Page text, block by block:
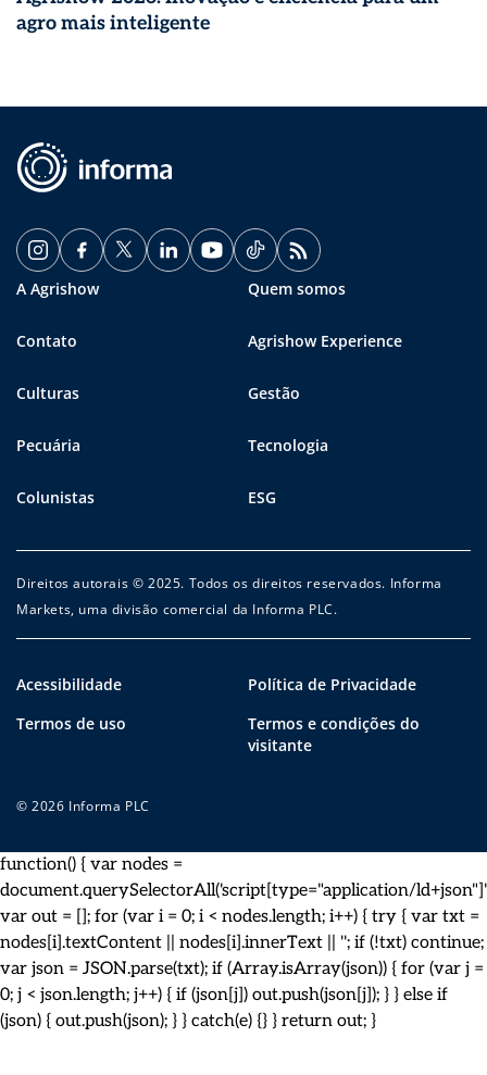
agro mais inteligente
A Agrishow Quem somos
Contato Agrishow Experience
Culturas Gestão
Pecuária Tecnologia
Colunistas ESG
Direitos autorais © 2025. Todos os direitos reservados. Informa
Markets, uma divisão comercial da Informa PLC.
Acessibilidade
Política de Privacidade
Termos de uso
Termos e condições do
visitante
© 2026 Informa PLC
function() { var nodes =
document.querySelectorAll('script[type="application/
var out = []; for (var i = 0; i < nodes.length; i++) { try { var txt =
nodes[i].textContent || nodes[i].innerText || ''; if (!txt) continue;
var json = JSON.parse(txt); if (Array.isArray(json)) { for (var j =
0; j < json.length; j++) { if (json[j]) out.push(json[j]); } } else if
(json) { out.push(json); } } catch(e) {} } return out; }